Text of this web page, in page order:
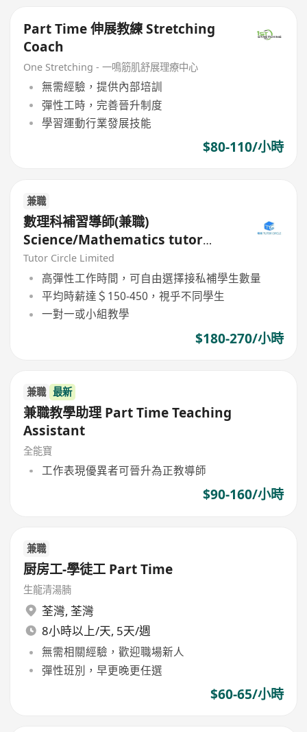
Part Time 伸展教練 Stretching
Coach
One Stretching - 一鳴筋肌舒展理療中心
無需經驗，提供內部培訓
彈性工時，完善晉升制度
學習運動行業發展技能
$80-110/小時
兼職
數理科補習導師(兼職)
Science/Mathematics tutor
(Part Time)
Tutor Circle Limited
高彈性工作時間，可自由選擇接私補學生數量
平均時薪達＄150-450，視乎不同學生
一對一或小組教學
$180-270/小時
兼職 最新
兼職教學助理 Part Time Teaching
Assistant
全能寶
工作表現優異者可晉升為正教導師
$90-160/小時
兼職
厨房工-學徒工 Part Time
生龍清湯腩
荃灣, 荃灣
8小時以上/天, 5天/週
無需相關經驗，歡迎職場新人
彈性班別，早更晚更任選
$60-65/小時